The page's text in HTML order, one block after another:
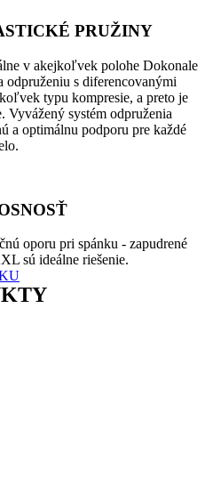
PRUŽINY
v akejkoľvek polohe Dokonale
odpruženiu s diferencovanými
typu kompresie, a preto je
systém odpruženia
a optimálnu podporu pre každé
oporu pri spánku - zapudrené
sú ideálne riešenie.